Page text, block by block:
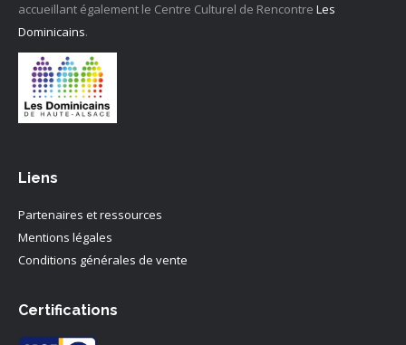
accueillant également le Centre Culturel de Rencontre Les
Dominicains.
Liens
Partenaires et ressources
Mentions légales
Conditions générales de vente
Certifications